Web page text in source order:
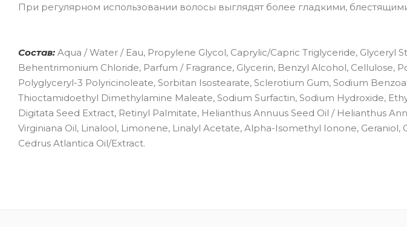
При регулярном использовании волосы выглядят более гладкими,
Состав: Aqua / Water / Eau, Propylene Glycol, Caprylic/Capric Triglyceride, Glyceryl
Behentrimonium Chloride, Parfum / Fragrance, Glycerin, Benzyl Alcohol, Cellulose,
Polyglyceryl-3 Polyricinoleate, Sorbitan Isostearate, Sclerotium Gum, Sodium
Thioctamidoethyl Dimethylamine Maleate, Sodium Surfactin, Sodium Hydroxide,
Digitata Seed Extract, Retinyl Palmitate, Helianthus Annuus Seed Oil / Helianthus
Virginiana Oil, Linalool, Limonene, Linalyl Acetate, Alpha-Isomethyl Ionone, Geraniol,
Cedrus Atlantica Oil/Extract.